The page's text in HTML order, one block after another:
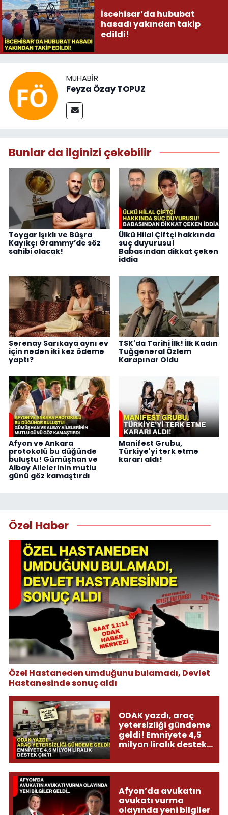
İscehisar’da hububat
hasadı yakından takip
edildi!
MUHABIR
Feyza Özay TOPUZ
Bunlar da ilginizi çekebilir
Toygar Işıklı ve Büşra
Kayıkçı Grammy’de söz
sahibi olacak!
Ülkü Hilal Çiftçi hakkında
suç duyurusu!
Babasından dikkat çeken
iddia
Serenay Sarıkaya aynı ev
için neden iki kez ödeme
yaptı?
TSK'da Tarihi İlk! İlk Kadın
Tuğgeneral Özlem
Karapınar Oldu
Afyon ve Ankara
protokolü bu düğünde
buluştu! Gümüşhan ve
Albay Ailelerinin mutlu
günü göz kamaştırdı
Manifest Grubu,
Türkiye'yi terk etme
kararı aldı!
Özel Haber
Özel Hastaneden umduğunu bulamadı, Devlet
Hastanesinde sonuç aldı
ODAK yazdı, araç
yetersizliği gündeme
geldi! Emniyete 4,5
milyon liralık destek
Afyon’da avukatın
avukatı vurma
olayında yeni bilgiler